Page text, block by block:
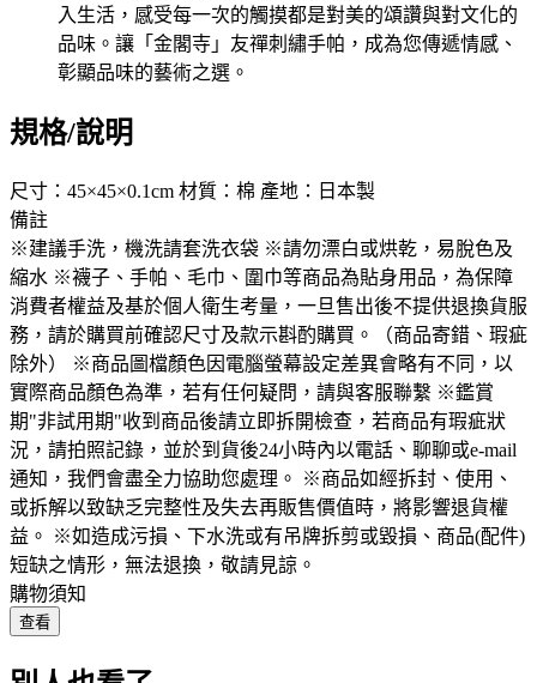
入生活，感受每一次的觸摸都是對美的頌讚與對文化的
品味。讓「金閣寺」友禪刺繡手帕，成為您傳遞情感、
彰顯品味的藝術之選。
規格/說明
尺寸：45×45×0.1cm 材質：棉 產地：日本製
備註
※建議手洗，機洗請套洗衣袋 ※請勿漂白或烘乾，易脫色及
縮水 ※襪子、手帕、毛巾、圍巾等商品為貼身用品，為保障
消費者權益及基於個人衛生考量，一旦售出後不提供退換貨服
務，請於購買前確認尺寸及款示斟酌購買。（商品寄錯、瑕疵
除外） ※商品圖檔顏色因電腦螢幕設定差異會略有不同，以
實際商品顏色為準，若有任何疑問，請與客服聯繫 ※鑑賞
期"非試用期"收到商品後請立即拆開檢查，若商品有瑕疵狀
況，請拍照記錄，並於到貨後24小時內以電話、聊聊或e-mail
通知，我們會盡全力協助您處理。 ※商品如經拆封、使用、
或拆解以致缺乏完整性及失去再販售價值時，將影響退貨權
益。 ※如造成污損、下水洗或有吊牌拆剪或毀損、商品(配件)
短缺之情形，無法退換，敬請見諒。
購物須知
查看